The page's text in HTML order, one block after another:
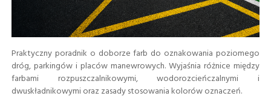
Praktyczny poradnik o doborze farb do oznakowania poziomego
dróg, parkingów i placów manewrowych. Wyjaśnia różnice między
farbami rozpuszczalnikowymi, wodorozcieńczalnymi i
dwuskładnikowymi oraz zasady stosowania kolorów oznaczeń.